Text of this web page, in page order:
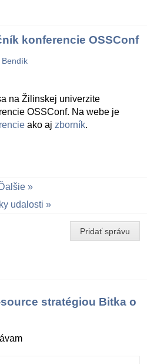
konferencie OSSConf
Bendík
na Žilinskej univerzite
OSSConf. Na webe je
ako aj zborník.
Ďalšie
udalosti
Pridať správu
stratégiou Bitka o